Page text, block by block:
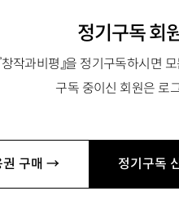
정기구독 회
창작과비평』을 정기구독하시면
구독 중이신 회원은 로
권 구매 → 정기구독
요